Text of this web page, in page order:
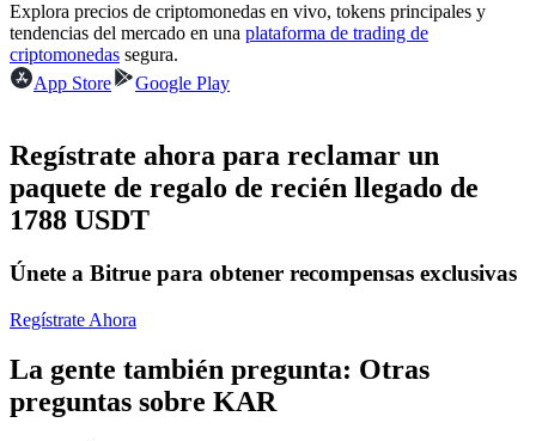
Conviértete en un Trader de Copia
Disfruta del reparto de beneficios y comisiones de copy trading
Explora precios de criptomonedas en vivo, tokens principales y
tendencias del mercado en una plataforma de trading de
criptomonedas segura.
App Store
Google Play
Regístrate ahora para reclamar un
paquete de regalo de recién llegado de
1788 USDT
Únete a Bitrue para obtener recompensas exclusivas
Regístrate Ahora
La gente también pregunta: Otras
preguntas sobre KAR